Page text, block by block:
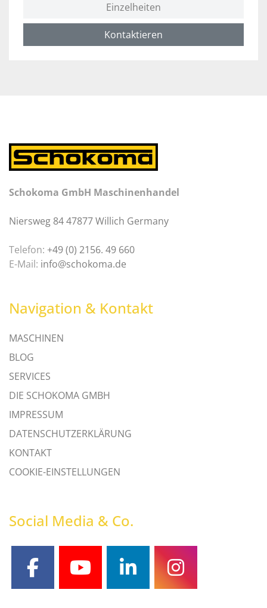
Einzelheiten
Kontaktieren
Schokoma GmbH Maschinenhandel
Niersweg 84 47877 Willich Germany
Telefon: +49 (0) 2156. 49 660
E-Mail: info@schokoma.de
Navigation & Kontakt
MASCHINEN
BLOG
SERVICES
DIE SCHOKOMA GMBH
IMPRESSUM
DATENSCHUTZERKLÄRUNG
KONTAKT
COOKIE-EINSTELLUNGEN
Social Media & Co.
facebookyoutubelinkedininstagram